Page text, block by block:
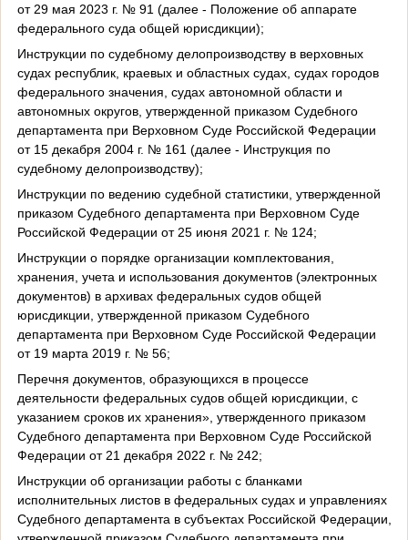
от 29 мая 2023 г. № 91 (далее - Положение об аппарате
федерального суда общей юрисдикции);
Инструкции по судебному делопроизводству в верховных
судах республик, краевых и областных судах, судах городов
федерального значения, судах автономной области и
автономных округов, утвержденной приказом Судебного
департамента при Верховном Суде Российской Федерации
от 15 декабря 2004 г. № 161 (далее - Инструкция по
судебному делопроизводству);
Инструкции по ведению судебной статистики, утвержденной
приказом Судебного департамента при Верховном Суде
Российской Федерации от 25 июня 2021 г. № 124;
Инструкции о порядке организации комплектования,
хранения, учета и использования документов (электронных
документов) в архивах федеральных судов общей
юрисдикции, утвержденной приказом Судебного
департамента при Верховном Суде Российской Федерации
от 19 марта 2019 г. № 56;
Перечня документов, образующихся в процессе
деятельности федеральных судов общей юрисдикции, с
указанием сроков их хранения», утвержденного приказом
Судебного департамента при Верховном Суде Российской
Федерации от 21 декабря 2022 г. № 242;
Инструкции об организации работы с бланками
исполнительных листов в федеральных судах и управлениях
Судебного департамента в субъектах Российской Федерации,